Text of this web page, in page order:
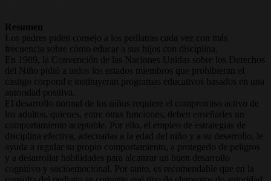
Resumen
Los padres piden consejo a los pediatras cada vez con más
frecuencia sobre cómo educar a sus hijos con disciplina.
En 1989, la Convención de las Naciones Unidas sobre los Derechos
del Niño pidió a todos los estados miembros que prohibieran el
castigo corporal e instituyeran programas educativos basados en una
autoridad positiva.
El desarrollo normal de los niños requiere el compromiso activo de
los adultos, quienes, entre otras funciones, deben enseñarles un
comportamiento aceptable. Por ello, el empleo de estrategias de
disciplina efectiva, adecuadas a la edad del niño y a su desarrollo, le
ayuda a regular su propio comportamiento, a protegerlo de peligros
y a desarrollar habilidades para alcanzar un buen desarrollo
cognitivo y socioemocional. Por tanto, es recomendable que en la